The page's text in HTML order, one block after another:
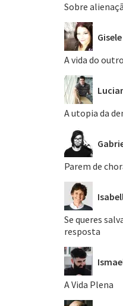
Sobre
A vida do
A utopia da
Parem de
Se queres
resposta
A Vida Plena